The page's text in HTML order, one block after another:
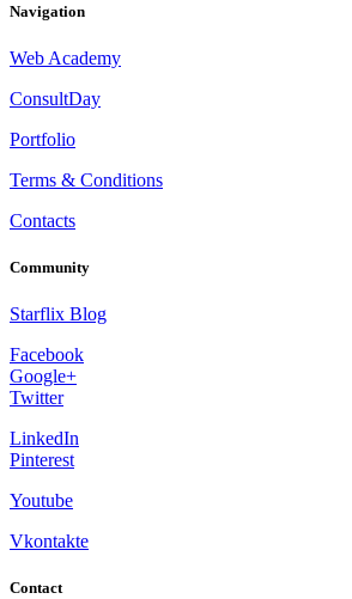
Navigation
Web Academy
ConsultDay
Portfolio
Terms & Conditions
Contacts
Community
Starflix Blog
Facebook
Google+
Twitter
LinkedIn
Pinterest
Youtube
Vkontakte
Contact